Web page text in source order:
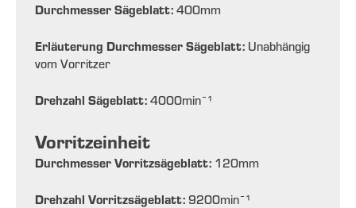
Durchmesser Sägeblatt: 400mm
Erläuterung Durchmesser Sägeblatt: Unabhängig
vom Vorritzer
Drehzahl Sägeblatt: 4000min¯¹
Vorritzeinheit
Durchmesser Vorritzsägeblatt: 120mm
Drehzahl Vorritzsägeblatt: 9200min¯¹